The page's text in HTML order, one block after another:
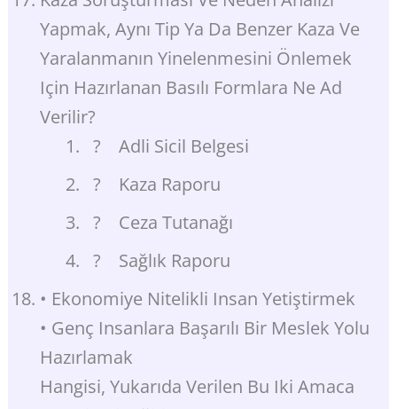
Yapmak, Aynı Tip Ya Da Benzer Kaza Ve
Yaralanmanın Yinelenmesini Önlemek
Için Hazırlanan Basılı Formlara Ne Ad
Verilir?
? Adli Sicil Belgesi
? Kaza Raporu
? Ceza Tutanağı
? Sağlık Raporu
• Ekonomiye Nitelikli Insan Yetiştirmek
• Genç Insanlara Başarılı Bir Meslek Yolu
Hazırlamak
Hangisi, Yukarıda Verilen Bu Iki Amaca